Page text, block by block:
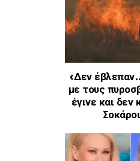
«Δεν
με τους
έγινε και